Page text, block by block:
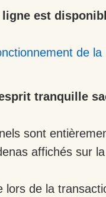
est
de
tranquille
sont
affichés sur
lors de la